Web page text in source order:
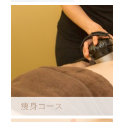
痩身コース